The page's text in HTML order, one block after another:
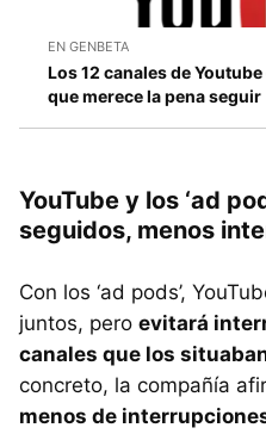
EN GENBETA
Los 12 canales de
que merece la pena seguir
YouTube y los ‘ad
seguidos, menos
Con los ‘ad pods’,
juntos, pero evitará
canales que los
concreto, la compañía
menos de